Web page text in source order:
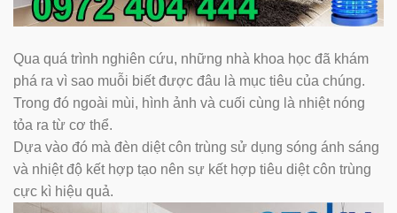
Qua quá trình nghiên cứu, những nhà khoa học đã khám
phá ra vì sao muỗi biết được đâu là mục tiêu của chúng.
Trong đó ngoài mùi, hình ảnh và cuối cùng là nhiệt nóng
tỏa ra từ cơ thể.
Dựa vào đó mà đèn diệt côn trùng sử dụng sóng ánh sáng
và nhiệt độ kết hợp tạo nên sự kết hợp tiêu diệt côn trùng
cực kì hiệu quả.